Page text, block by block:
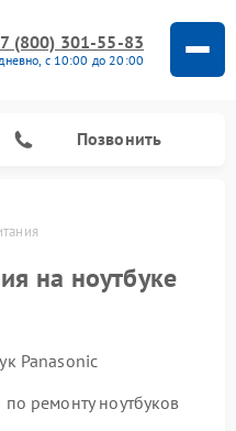
(800) 301-55-83
с 10:00 до 20:00
Позвонить
на ноутбуке
Panasonic
ремонту ноутбуков